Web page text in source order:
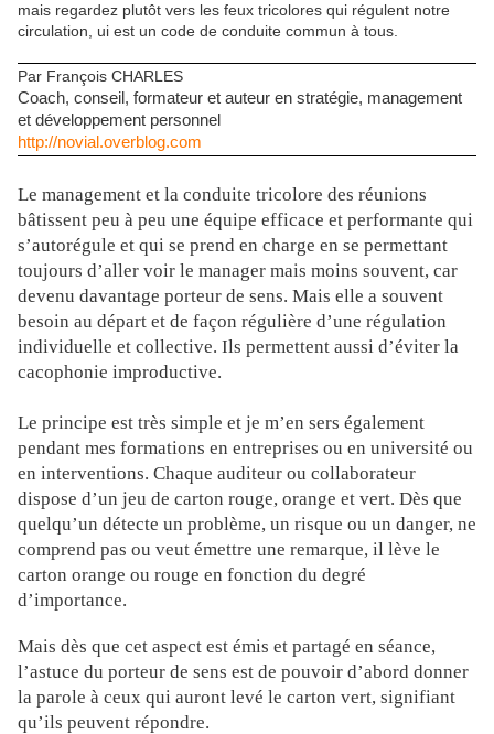
mais regardez plutôt vers les feux tricolores qui régulent notre
circulation, ui est un code de conduite commun à tous.
Par François CHARLES
Coach, conseil, formateur et auteur en stratégie, management
et développement personnel
http://novial.overblog.com
Le management et la conduite tricolore des réunions
bâtissent peu à peu une équipe efficace et performante qui
s’autorégule et qui se prend en charge en se permettant
toujours d’aller voir le manager mais moins souvent, car
devenu davantage porteur de sens. Mais elle a souvent
besoin au départ et de façon régulière d’une régulation
individuelle et collective. Ils permettent aussi d’éviter la
cacophonie improductive.
Le principe est très simple et je m’en sers également
pendant mes formations en entreprises ou en université ou
en interventions. Chaque auditeur ou collaborateur
dispose d’un jeu de carton rouge, orange et vert. Dès que
quelqu’un détecte un problème, un risque ou un danger, ne
comprend pas ou veut émettre une remarque, il lève le
carton orange ou rouge en fonction du degré
d’importance.
Mais dès que cet aspect est émis et partagé en séance,
l’astuce du porteur de sens est de pouvoir d’abord donner
la parole à ceux qui auront levé le carton vert, signifiant
qu’ils peuvent répondre.